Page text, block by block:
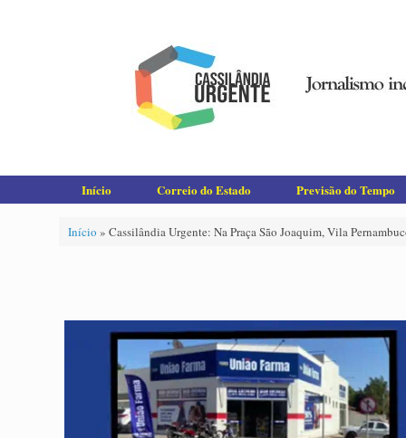
Início Correio do Estado Previsão do Tempo
Início » Cassilândia Urgente: Na Praça São Joaquim, Vila